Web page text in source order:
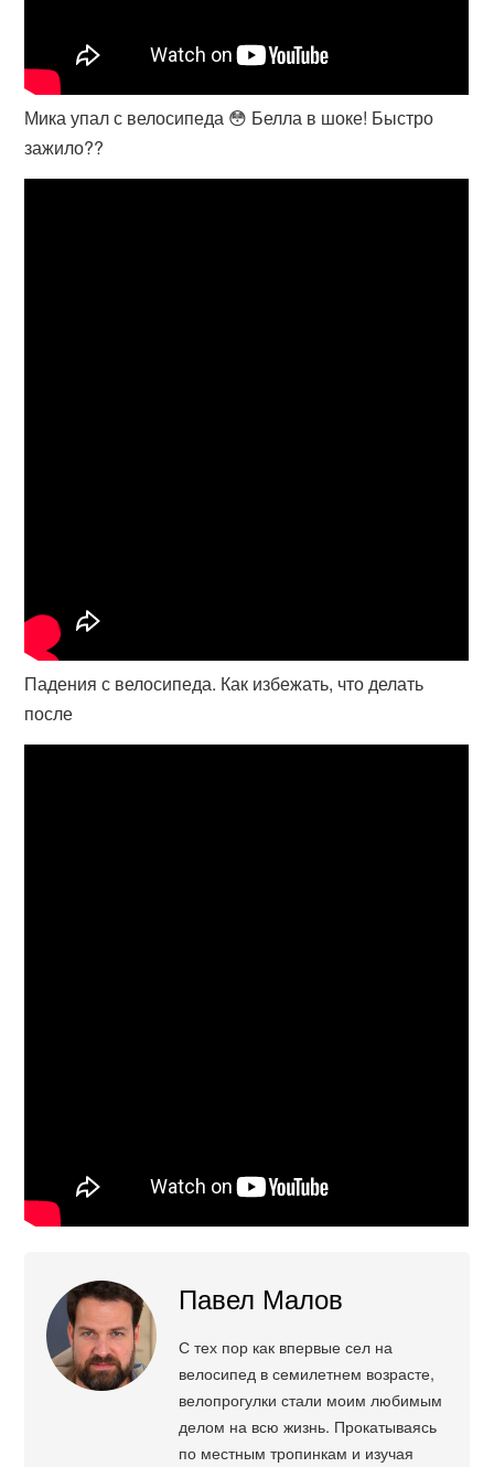
Мика упал с велосипеда 😳 Белла в шоке! Быстро
зажило??
Падения с велосипеда. Как избежать, что делать
после
Павел Малов
С тех пор как впервые сел на
велосипед в семилетнем возрасте,
велопрогулки стали моим любимым
делом на всю жизнь. Прокатываясь
по местным тропинкам и изучая